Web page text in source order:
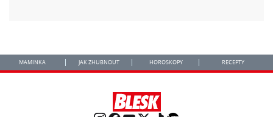
MAMINKA JAK ZHUBNOUT HOROSKOPY RECEPTY